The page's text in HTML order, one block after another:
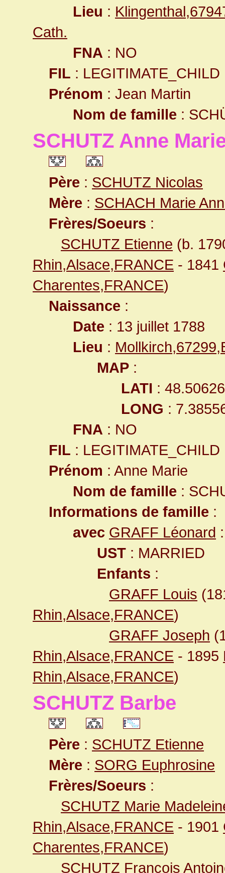
Lieu :
Cath.
FNA : NO
FIL : LEGITIMATE_CHILD
Prénom : Jean Martin
Nom de famille :
SCHUTZ Anne
Père : SCHUTZ Nicolas
Mère : SCHACH Marie
Frères/Soeurs :
SCHUTZ Etienne (b.
Rhin,Alsace,FRANCE - 1841
Charentes,FRANCE)
Naissance :
Date : 13 juillet 1788
Lieu :
MAP :
LATI :
LONG :
FNA : NO
FIL : LEGITIMATE_CHILD
Prénom : Anne Marie
Nom de famille :
Informations de famille :
avec GRAFF Léonard :
UST : MARRIED
Enfants :
GRAFF Louis
Rhin,Alsace,FRANCE)
GRAFF Joseph
Rhin,Alsace,FRANCE - 1895
Rhin,Alsace,FRANCE)
SCHUTZ Barbe
Père : SCHUTZ Etienne
Mère : SORG Euphrosine
Frères/Soeurs :
SCHUTZ Marie
Rhin,Alsace,FRANCE - 1901
Charentes,FRANCE)
SCHUTZ François